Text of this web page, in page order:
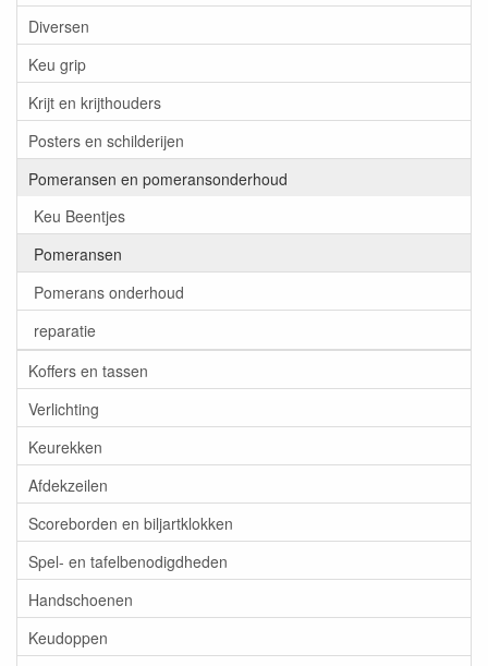
Diversen
Keu grip
Krijt en krijthouders
Posters en schilderijen
Pomeransen en pomeransonderhoud
Keu Beentjes
Pomeransen
Pomerans onderhoud
reparatie
Koffers en tassen
Verlichting
Keurekken
Afdekzeilen
Scoreborden en biljartklokken
Spel- en tafelbenodigdheden
Handschoenen
Keudoppen